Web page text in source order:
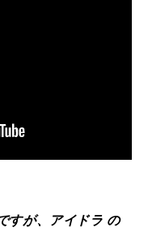
すが、アイドラ の